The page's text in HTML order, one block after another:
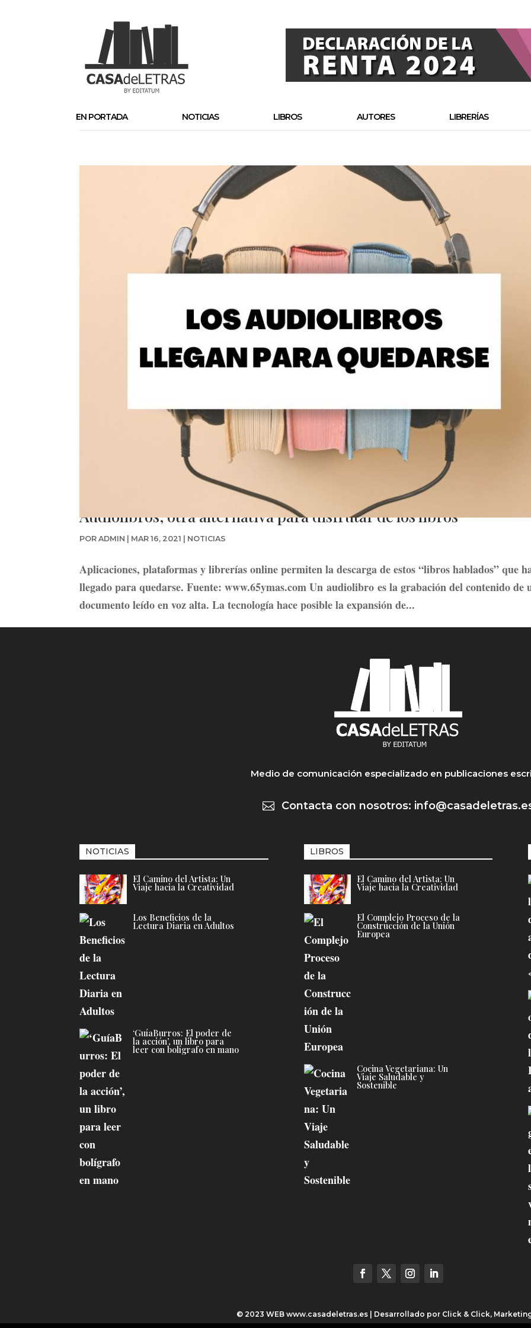
EN PORTADA NOTICIAS LIBROS AUTORES LIBRERÍAS
Audiolibros, otra alternativa para disfrutar de los libros
PORADMIN | MAR 16, 2021 | NOTICIAS
Aplicaciones, plataformas y librerías online permiten la descarga de estos “libros hablados” que
llegado para quedarse. Fuente: www.65ymas.com Un audiolibro es la grabación del contenido de
documento leído en voz alta. La tecnología hace posible la expansión de...
Medio de comunicación especializado en publicaciones
 Contacta con nosotros:
NOTICIAS
El Camino del Artista: Un
Viaje hacia la Creatividad
Los Beneficios de la
Lectura Diaria en Adultos
‘GuíaBurros: El poder de
la acción’, un libro para
leer con bolígrafo en mano
LIBROS
El Camino del Artista: Un
Viaje hacia la Creatividad
El Complejo Proceso de la
Construcción de la Unión
Europea
Cocina Vegetariana: Un
Viaje Saludable y
Sostenible
© 2023 WEB www.casadeletras.es | Desarrollado por Click & Click,